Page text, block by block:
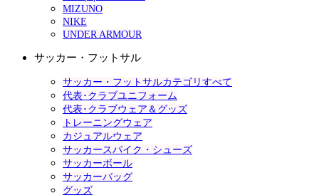
MIZUNO
NIKE
UNDER ARMOUR
サッカー・フットサル
サッカー・フットサルカテゴリすべて
代表･クラブユニフォーム
代表･クラブウェア＆グッズ
トレーニングウェア
カジュアルウェア
サッカースパイク・シューズ
サッカーボール
サッカーバッグ
グッズ